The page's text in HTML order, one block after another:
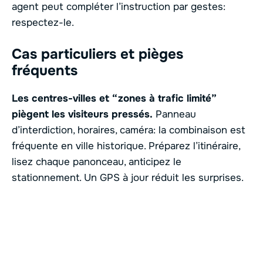
agent peut compléter l’instruction par gestes:
respectez-le.
Cas particuliers et pièges
fréquents
Les centres-villes et “zones à trafic limité”
piègent les visiteurs pressés. Panneau
d’interdiction, horaires, caméra: la combinaison est
fréquente en ville historique. Préparez l’itinéraire,
lisez chaque panonceau, anticipez le
stationnement. Un GPS à jour réduit les surprises.